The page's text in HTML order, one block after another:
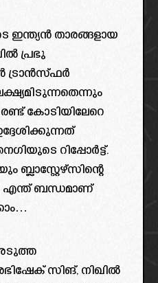
താരങ്ങളായ
പ്രഭു
ട്രാൻസ്ഫർ
കോടിയിലേറെ
റിപ്പോർട്ട്.
എന്ത് ബന്ധമാണ്
അടുത്ത
സിങ്, നിഖിൽ